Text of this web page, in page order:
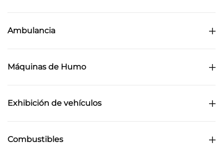
Ambulancia
Máquinas de Humo
Exhibición de vehículos
Combustibles